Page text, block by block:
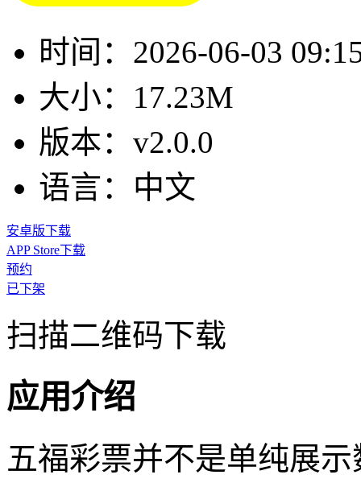
时间： 2026-06-03
大小： 17.23M
版本： v2.0.0
语言： 中文
安卓版下载
APP Store下载
预约
已下架
扫描二维码下载
应用介绍
五福彩票并不是单纯展